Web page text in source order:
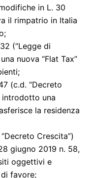
in L. 30
il rimpatrio in Italia
(“Legge di
nuova “Flat Tax”
(c.d. “Decreto
introdotto una
la residenza
Crescita”)
giugno 2019 n. 58,
oggettivi e
favore;